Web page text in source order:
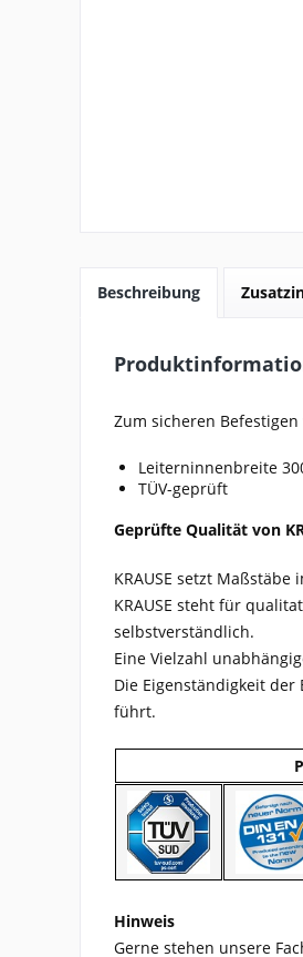
Beschreibung
Zum sicheren
Leiterninnenbreite
TÜV-geprüft
Geprüfte Qualität von
KRAUSE setzt
KRAUSE steht für
selbstverständlich.
Eine Vielzahl
Die Eigenständigkeit
führt.
Hinweis
Gerne stehen unsere